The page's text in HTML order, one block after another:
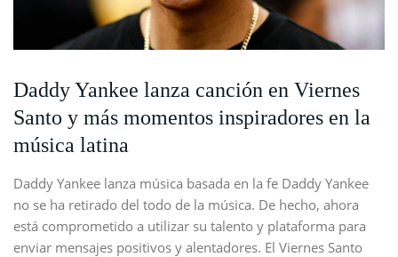
Daddy Yankee lanza canción en Viernes
Santo y más momentos inspiradores en la
música latina
Daddy Yankee lanza música basada en la fe Daddy Yankee
no se ha retirado del todo de la música. De hecho, ahora
está comprometido a utilizar su talento y plataforma para
enviar mensajes positivos y alentadores. El Viernes Santo